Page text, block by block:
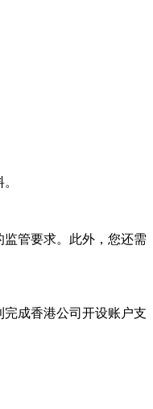
管要求。此外，您还需
成香港公司开设账户支